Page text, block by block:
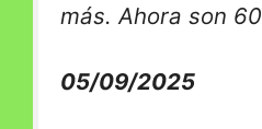
más. Ahora son 60
05/09/2025